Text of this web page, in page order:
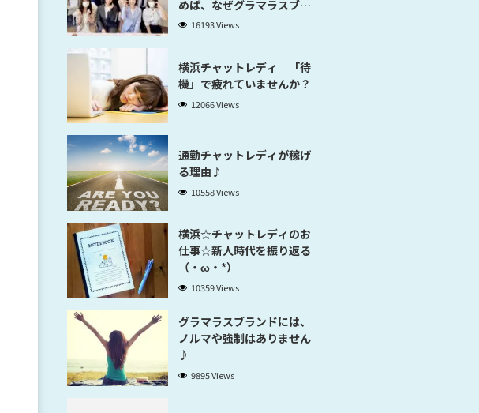
めば、なぜグラマラスブラ
ンド横浜だと稼げるのかが
16193 Views
横浜チャットレディ 「待
機」で疲れていませんか？
12066 Views
通勤チャットレディが稼げ
る理由♪
10558 Views
横浜☆チャットレディのお
仕事☆新人時代を振り返る
（・ω・*）
10359 Views
グラマラスブランドには、
ノルマや強制はありません
♪
9895 Views